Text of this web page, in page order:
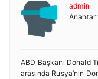
admin
Anahtar
ABD Başkanı Donald
arasında Rusya’nın